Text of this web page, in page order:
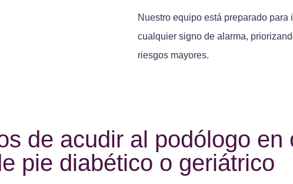
Nuestro equipo está preparado
cualquier signo de alarma,
riesgos mayores.
de acudir al podólogo en
pie diabético o geriátrico